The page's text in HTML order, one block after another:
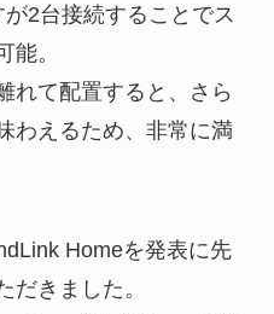
2台接続することでス
能。
れて配置すると、さら
わえるため、非常に満
Homeを発表に先
だきました。